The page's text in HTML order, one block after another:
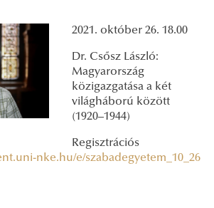
2021. október 26. 18.00
Dr. Csősz László:
Magyarország
közigazgatása a két
világháború között
(1920–1944)
Regisztrációs
nke.hu/e/szabadegyetem_10_26